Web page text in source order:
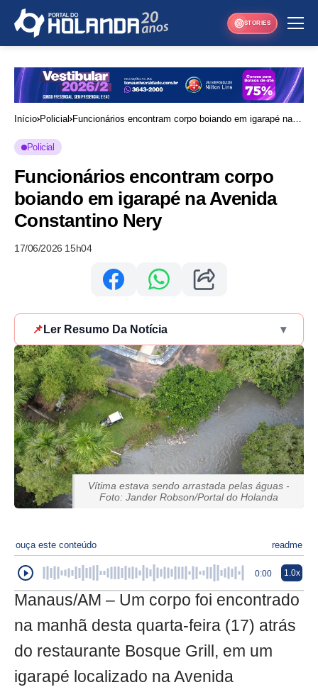
STORIES
Início Policial Funcionários encontram corpo boiando em igarapé na
Policial
Funcionários encontram corpo
boiando em igarapé na Avenida
Constantino Nery
17/06/2026 15h04
📌 Ler Resumo Da Notícia ▾
Vítima estava sendo arrastada pelas águas -
Foto: Jander Robson/Portal do Holanda
ouça este conteúdo readme
0:00 1.0x
Manaus/AM – Um corpo foi encontrado
na manhã desta quarta-feira (17) atrás
do restaurante Bosque Grill, em um
igarapé localizado na Avenida